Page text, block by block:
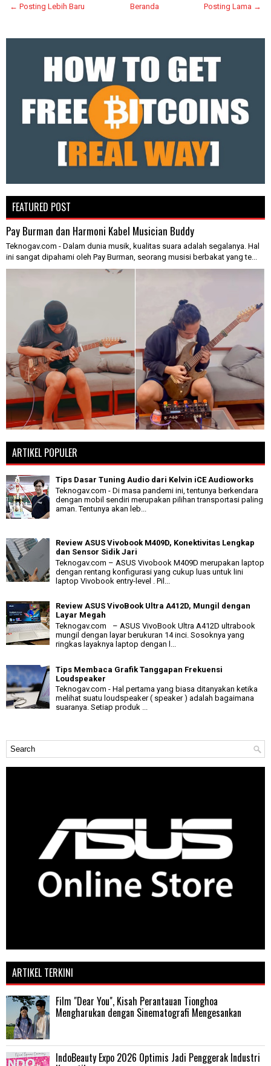
← Posting Lebih Baru Posting Lama →
Beranda
FEATURED POST
Pay Burman dan Harmoni Kabel Musician Buddy
Teknogav.com - Dalam dunia musik, kualitas suara adalah segalanya. Hal
ini sangat dipahami oleh Pay Burman, seorang musisi berbakat yang te...
ARTIKEL POPULER
Tips Dasar Tuning Audio dari Kelvin iCE Audioworks
Teknogav.com - Di masa pandemi ini, tentunya berkendara
dengan mobil sendiri merupakan pilihan transportasi paling
aman. Tentunya akan leb...
Review ASUS Vivobook M409D, Konektivitas Lengkap
dan Sensor Sidik Jari
Teknogav.com – ASUS Vivobook M409D merupakan laptop
dengan rentang konfigurasi yang cukup luas untuk lini
laptop Vivobook entry-level . Pil...
Review ASUS VivoBook Ultra A412D, Mungil dengan
Layar Megah
Teknogav.com – ASUS VivoBook Ultra A412D ultrabook
mungil dengan layar berukuran 14 inci. Sosoknya yang
ringkas layaknya laptop dengan l...
Tips Membaca Grafik Tanggapan Frekuensi
Loudspeaker
Teknogav.com - Hal pertama yang biasa ditanyakan ketika
melihat suatu loudspeaker ( speaker ) adalah bagaimana
suaranya. Setiap produk ...
ARTIKEL TERKINI
Film "Dear You", Kisah Perantauan Tionghoa
Mengharukan dengan Sinematografi Mengesankan
IndoBeauty Expo 2026 Optimis Jadi Penggerak Industri